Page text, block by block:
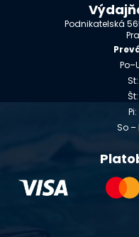
Podnikatelská
So –